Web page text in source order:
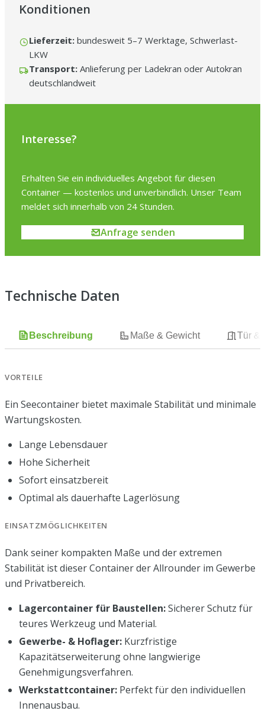
Technische Daten
Beschreibung Maße & Gewicht Tür &
VORTEILE
Ein Seecontainer bietet maximale Stabilität und minimale
Wartungskosten.
Lange Lebensdauer
Hohe Sicherheit
Sofort einsatzbereit
Optimal als dauerhafte Lagerlösung
EINSATZMÖGLICHKEITEN
Dank seiner kompakten Maße und der extremen
Stabilität ist dieser Container der Allrounder im Gewerbe
und Privatbereich.
Lagercontainer für Baustellen:Sicherer Schutz für
teures Werkzeug und Material.
Gewerbe- & Hoflager: Kurzfristige
Kapazitätserweiterung ohne langwierige
Genehmigungsverfahren.
Werkstattcontainer: Perfekt für den individuellen
Innenausbau.
Konditionen
Lieferzeit: bundesweit 5–7 Werktage, Schwerlast-
LKW
Transport: Anlieferung per Ladekran oder Autokran
deutschlandweit
Interesse?
Erhalten Sie ein individuelles Angebot für diesen
Container — kostenlos und unverbindlich. Unser Team
meldet sich innerhalb von 24 Stunden.
Anfrage senden